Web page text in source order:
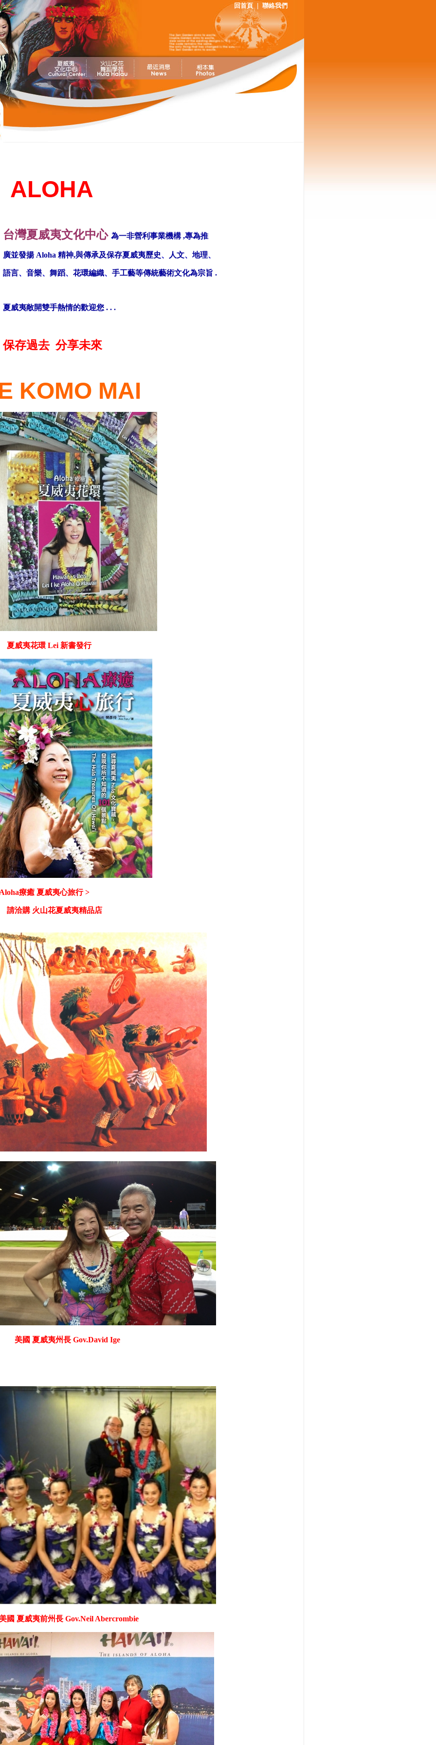
回首頁 | 聯絡我們
灣夏威夷文化中心 為一非營利事業機構 ,專為推
廣並發揚 Aloha 精神,與傳承及保存夏威夷歷史、 人文、 地理、
語言、 音樂、 舞蹈、 花環編織、 手工藝等傳統藝術文化為宗旨 .
夏威夷敞開雙手熱情的歡迎您 . . .
存過去 分享未來
KOMO MAI
夷花環 Lei 新書發行
療癒 夏威夷心旅行 >
購 火山花夏威夷精品店
夏威夷州長 Gov.David Ige
夏威夷前州長 Gov.Neil Abercrombie